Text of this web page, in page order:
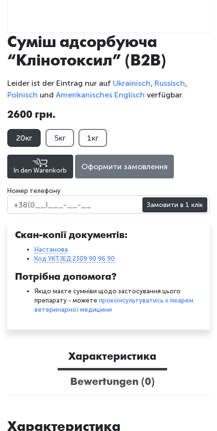
Суміш адсорбуюча
“Клінотоксил” (B2B)
Leider ist der Eintrag nur auf Ukrainisch Russisch
Polnisch und Amerikanisches Englisch verfügbar.
2600 грн.
20кг 5кг 1кг
In den Warenkorb Оформити замовлення
Номер телефону
Замовити в 1 клік
Скан-копії документів:
Настанова
Код УКТЗЕД 2309 90 96 90
Потрібна допомога?
Якщо маєте сумніви щодо застосування цього
препарату - можете проконсультуватись з лікарем
ветеринарної медицини
Характеристика
Bewertungen (0)
Характеристика